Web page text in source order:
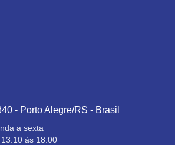
- Porto Alegre/RS - Brasil
a sexta
às 18:00